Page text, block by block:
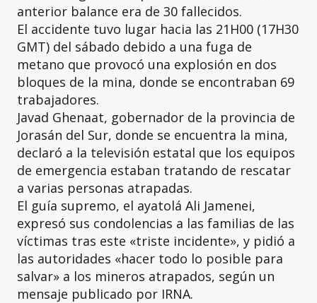
anterior balance era de 30 fallecidos.
El accidente tuvo lugar hacia las 21H00 (17H30
GMT) del sábado debido a una fuga de
metano que provocó una explosión en dos
bloques de la mina, donde se encontraban 69
trabajadores.
Javad Ghenaat, gobernador de la provincia de
Jorasán del Sur, donde se encuentra la mina,
declaró a la televisión estatal que los equipos
de emergencia estaban tratando de rescatar
a varias personas atrapadas.
El guía supremo, el ayatolá Ali Jamenei,
expresó sus condolencias a las familias de las
víctimas tras este «triste incidente», y pidió a
las autoridades «hacer todo lo posible para
salvar» a los mineros atrapados, según un
mensaje publicado por IRNA.